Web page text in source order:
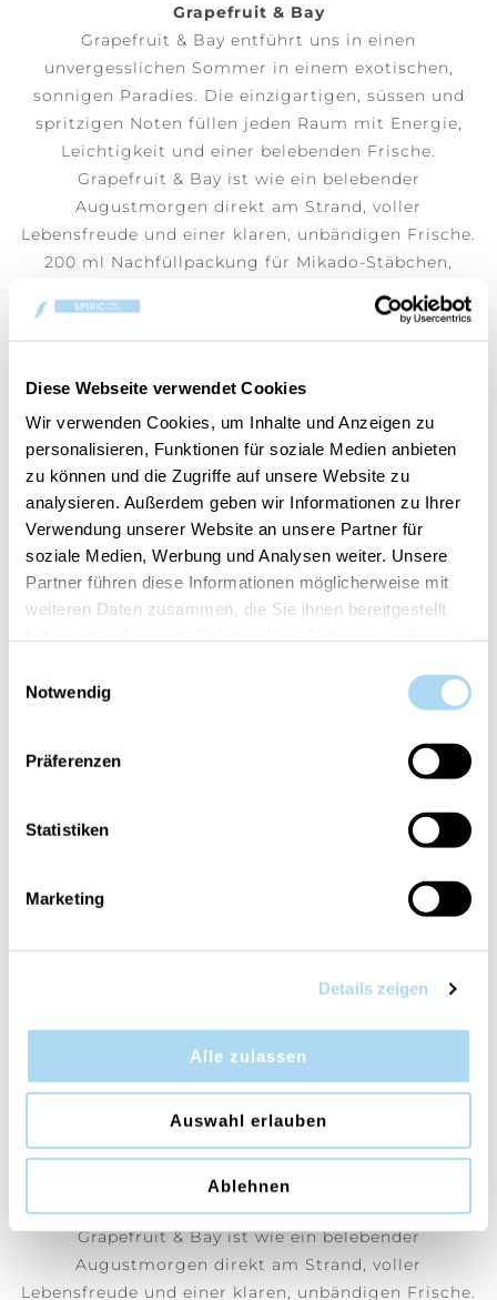
Diese Webseite verwendet Cookies
Wir verwenden Cookies, um Inhalte und Anzeigen zu
personalisieren, Funktionen für soziale Medien anbieten
zu können und die Zugriffe auf unsere Website zu
analysieren. Außerdem geben wir Informationen zu Ihrer
Verwendung unserer Website an unsere Partner für
soziale Medien, Werbung und Analysen weiter. Unsere
Partner führen diese Informationen möglicherweise mit
weiteren Daten zusammen, die Sie ihnen bereitgestellt
Notwendig
Präferenzen
Statistiken
Marketing
Details zeigen
Alle zulassen
Auswahl erlauben
Ablehnen
Grapefruit & Bay
Grapefruit & Bay entführt uns in einen
unvergesslichen Sommer in einem exotischen,
sonnigen Paradies. Die einzigartigen, süssen und
spritzigen Noten füllen jeden Raum mit Energie,
Leichtigkeit und einer belebenden Frische.
Grapefruit & Bay ist wie ein belebender
Augustmorgen direkt am Strand, voller
Lebensfreude und einer klaren, unbändigen Frische.
200 ml Nachfüllpackung für Mikado-Stäbchen,
Stäbchen nicht im Lieferumfang enthalten – drehen
Sie die Stäbchen jede Woche um, um den Duft zu
intensivieren.
PRODUKTEINFORMATIONEN
BEWERTUNGEN
Grapefruit & Bay entführt uns in einen
unvergesslichen Sommer in einem exotischen,
sonnigen Paradies. Die einzigartigen, süssen und
spritzigen Noten füllen jeden Raum mit Energie,
Leichtigkeit und einer belebenden Frische.
Grapefruit & Bay ist wie ein belebender
Augustmorgen direkt am Strand, voller
Lebensfreude und einer klaren, unbändigen Frische.